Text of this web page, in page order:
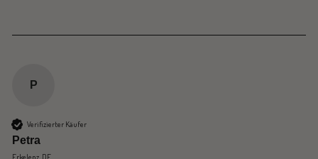
P
Verifizierter Käufer
Petra